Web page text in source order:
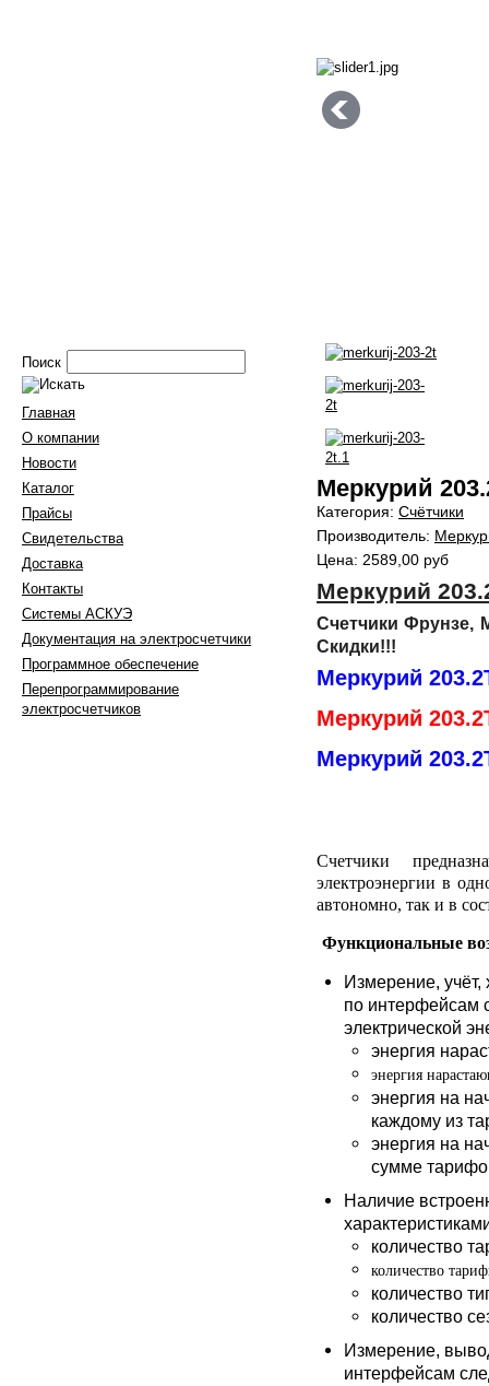
Меркурий
Категория: Счётчики
Производитель:
Цена: 2589,00 руб
Меркурий
Счетчики Фрунзе,
Скидки!!!
Меркурий
Меркурий
Меркурий
Счетчики
электроэнергии в
автономно, так и в
Функциональные
Измерение,
по интерфейсам
электрической
энергия
энергия
энергия на
каждому из
энергия на
сумме
Наличие
количество
количество
количество
количество
Измерение,
интерфейсам
Поиск
Главная
О компании
Новости
Каталог
Прайсы
Свидетельства
Доставка
Контакты
Системы АСКУЭ
Документация на электросчетчики
Программное обеспечение
Перепрограммирование
электросчетчиков